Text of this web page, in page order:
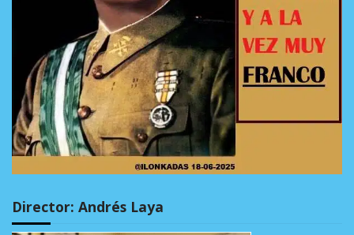
Director: Andrés Laya